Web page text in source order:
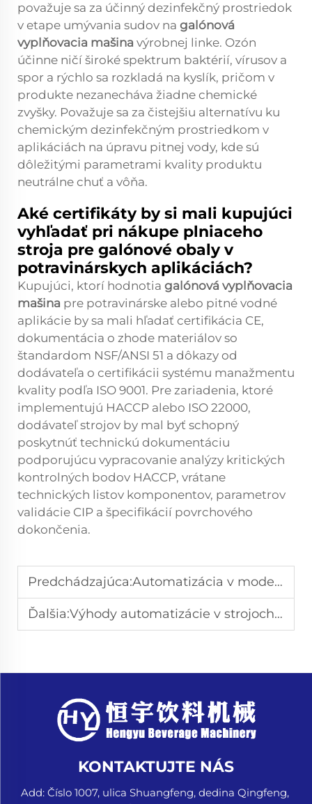
považuje sa za účinný dezinfekčný prostriedok
v etape umývania sudov na galónová
vyplňovacia mašina výrobnej linke. Ozón
účinne ničí široké spektrum baktérií, vírusov a
spor a rýchlo sa rozkladá na kyslík, pričom v
produkte nezanecháva žiadne chemické
zvyšky. Považuje sa za čistejšiu alternatívu ku
chemickým dezinfekčným prostriedkom v
aplikáciách na úpravu pitnej vody, kde sú
dôležitými parametrami kvality produktu
neutrálne chuť a vôňa.
Aké certifikáty by si mali kupujúci
vyhľadať pri nákupe plniaceho
stroja pre galónové obaly v
potravinárskych aplikáciách?
Kupujúci, ktorí hodnotia galónová vyplňovacia
mašina pre potravinárske alebo pitné vodné
aplikácie by sa mali hľadať certifikácia CE,
dokumentácia o zhode materiálov so
štandardom NSF/ANSI 51 a dôkazy od
dodávateľa o certifikácii systému manažmentu
kvality podľa ISO 9001. Pre zariadenia, ktoré
implementujú HACCP alebo ISO 22000,
dodávateľ strojov by mal byť schopný
poskytnúť technickú dokumentáciu
podporujúcu vypracovanie analýzy kritických
kontrolných bodov HACCP, vrátane
technických listov komponentov, parametrov
validácie CIP a špecifikácií povrchového
dokončenia.
Predchádzajúca:Automatizácia v moderných strojoch na plnenie galónov
Ďalšia:Výhody automatizácie v strojoch na plnenie sklenených fliaš
KONTAKTUJTE NÁS
Add: Číslo 1007, ulica Shuangfeng, dedina Qingfeng,